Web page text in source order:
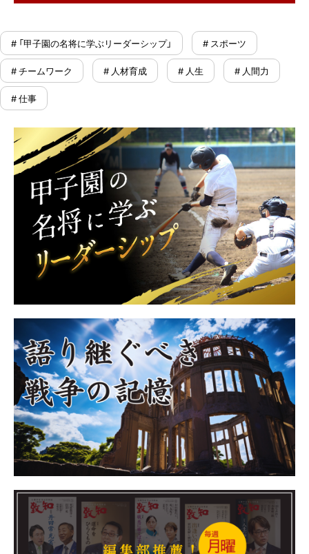
# 「甲子園の名将に学ぶリーダーシップ」 # スポーツ
# チームワーク # 人材育成 # 人生 # 人間力
# 仕事